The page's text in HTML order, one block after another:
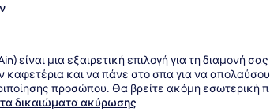
είναι μια εξαιρετική επιλογή για τη διαμονή
και να πάνε στο σπα για να
προσώπου. Θα βρείτε ακόμη εσωτερική
δικαιώματα ακύρωσης